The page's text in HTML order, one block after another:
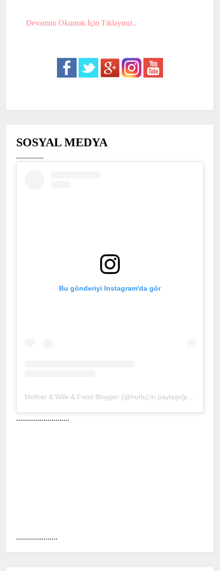
Devamını Okumak İçin Tıklayınız..
SOSYAL MEDYA
..............
Bu gönderiyi Instagram'da gör
...........................
.....................